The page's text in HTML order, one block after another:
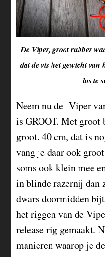
De Viper, groot rubber
dat de vis het gewicht van
los te
Neem nu de Viper
is GROOT. Met groot
groot. 40 cm, dat is
vang je daar ook
soms ook klein mee
in blinde razernij dan
dwars doormidden
het riggen van de
release rig gemaakt.
manieren waarop je